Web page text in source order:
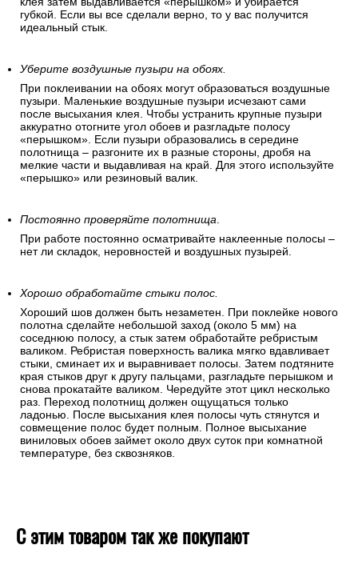
губкой. Если вы все сделали верно, то у вас получится
идеальный стык.
Уберите воздушные пузыри на обоях.
При поклеивании на обоях могут образоваться воздушные
пузыри. Маленькие воздушные пузыри исчезают сами
после высыхания клея. Чтобы устранить крупные пузыри
аккуратно отогните угол обоев и разгладьте полосу
«перышком». Если пузыри образовались в середине
полотнища – разгоните их в разные стороны, дробя на
мелкие части и выдавливая на край. Для этого используйте
«перышко» или резиновый валик.
Постоянно проверяйте полотнища.
При работе постоянно осматривайте наклеенные полосы –
нет ли складок, неровностей и воздушных пузырей.
Хорошо обработайте стыки полос.
Хороший шов должен быть незаметен. При поклейке нового
полотна сделайте небольшой заход (около 5 мм) на
соседнюю полосу, а стык затем обработайте ребристым
валиком. Ребристая поверхность валика мягко вдавливает
стыки, сминает их и выравнивает полосы. Затем подтяните
края стыков друг к другу пальцами, разгладьте перышком и
снова прокатайте валиком. Чередуйте этот цикл несколько
раз. Переход полотнищ должен ощущаться только
ладонью. После высыхания клея полосы чуть стянутся и
совмещение полос будет полным. Полное высыхание
виниловых обоев займет около двух суток при комнатной
температуре, без сквозняков.
С этим товаром так же покупают